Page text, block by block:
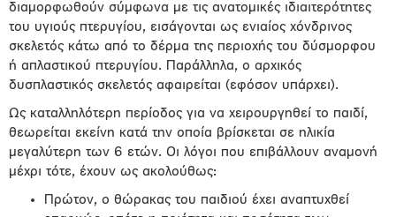
διαμορφωθούν σύμφωνα με τις ανατομικές ιδιαιτερότητες
του υγιούς πτερυγίου, εισάγονται ως ενιαίος χόνδρινος
σκελετός κάτω από το δέρμα της περιοχής του δύσμορφου
ή απλαστικού πτερυγίου. Παράλληλα, ο αρχικός
δυσπλαστικός σκελετός αφαιρείται (εφόσον υπάρχει).
Ως καταλληλότερη περίοδος για να χειρουργηθεί το παιδί,
θεωρείται εκείνη κατά την οποία βρίσκεται σε ηλικία
μεγαλύτερη των 6 ετών. Οι λόγοι που επιβάλλουν αναμονή
μέχρι τότε, έχουν ως ακολούθως:
Πρώτον, ο θώρακας του παιδιού έχει αναπτυχθεί